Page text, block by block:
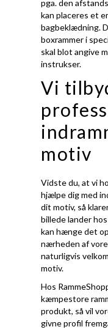
pga. den
kan placeres et
bagbeklædning.
boxrammer i
skal blot angive
instrukser.
Vi
motiv
Vidste du, at vi
hjælpe dig med
dit motiv, så
billede lander
kan hænge det
nærheden af
naturligvis
motiv.
Hos
kæmpestore
produkt, så vil
givne profil